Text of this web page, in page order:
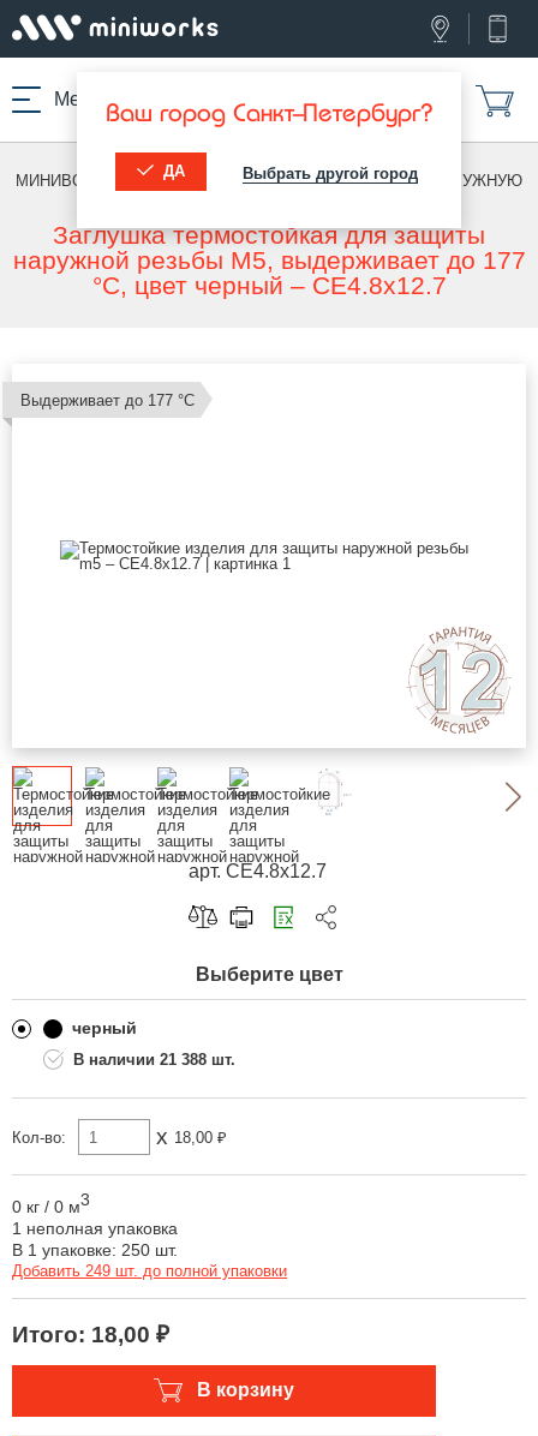
Меню Ваш город Санкт-Петербург?
ДА Выбрать другой город
МИНИВОРКС ПРО /ТЕРМОСТОЙКИЕ ИЗДЕЛИЯ /ПОД НАРУЖНУЮ
Заглушка термостойкая для защиты
наружной резьбы M5, выдерживает до 177
°C, цвет черный – CE4.8x12.7
Выдерживает до 177 °С
арт. CE4.8x12.7
Скопировать ссылку
Telegram
Одноклассники
Выберите цвет
черный
21 388 шт.
Кол-во: x 18,00 ₽
0 кг / 0 м3
1 неполная упаковка
В 1 упаковке: 250 шт.
Добавить 249 шт. до полной упаковки
Итого: 18,00 ₽
В корзину